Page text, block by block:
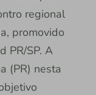
regional
promovido
PR/SP. A
(PR) nesta